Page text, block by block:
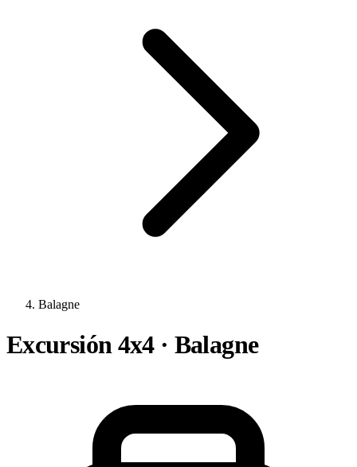
Balagne
Excursión 4x4 · Balagne